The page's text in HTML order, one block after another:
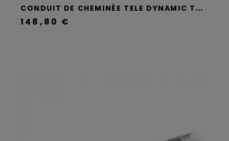
C
ONDUIT DE CHEMINÉE TELE DYNAMIC TWO - APROS
148,80 €